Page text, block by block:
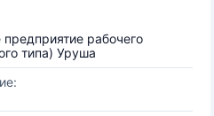
рабочего
типа) Уруша